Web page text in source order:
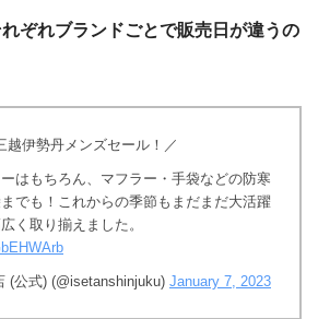
ぞれブランドごとで販売日が違うの
越伊勢丹メンズセール！／
はもちろん、マフラー・手袋などの防寒
でも！これからの季節もまだまだ大活躍
く取り揃えました。
(公式) (@isetanshinjuku) January 7, 2023